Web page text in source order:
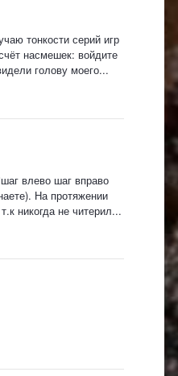
тонкости серий игр
насмешек: войдите
голову моего...
влево шаг вправо
На протяжении
никогда не читерил...